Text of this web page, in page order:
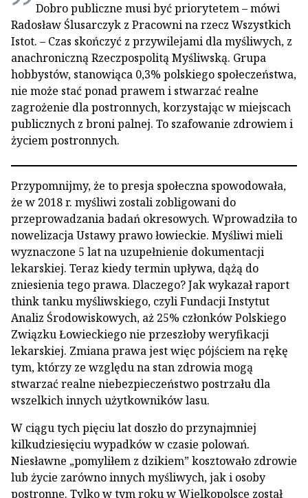
Dobro publiczne musi być priorytetem – mówi
Radosław Ślusarczyk z Pracowni na rzecz Wszystkich
Istot. – Czas skończyć z przywilejami dla myśliwych, z
anachroniczną Rzeczpospolitą Myśliwską. Grupa
hobbystów, stanowiąca 0,3% polskiego społeczeństwa,
nie może stać ponad prawem i stwarzać realne
zagrożenie dla postronnych, korzystając w miejscach
publicznych z broni palnej. To szafowanie zdrowiem i
życiem postronnych.
Przypomnijmy, że to presja społeczna spowodowała,
że w 2018 r. myśliwi zostali zobligowani do
przeprowadzania badań okresowych. Wprowadziła to
nowelizacja Ustawy prawo łowieckie. Myśliwi mieli
wyznaczone 5 lat na uzupełnienie dokumentacji
lekarskiej. Teraz kiedy termin upływa, dążą do
zniesienia tego prawa. Dlaczego? Jak wykazał raport
think tanku myśliwskiego, czyli Fundacji Instytut
Analiz Środowiskowych, aż 25% członków Polskiego
Związku Łowieckiego nie przeszłoby weryfikacji
lekarskiej. Zmiana prawa jest więc pójściem na rękę
tym, którzy ze względu na stan zdrowia mogą
stwarzać realne niebezpieczeństwo postrzału dla
wszelkich innych użytkowników lasu.
W ciągu tych pięciu lat doszło do przynajmniej
kilkudziesięciu wypadków w czasie polowań.
Niesławne „pomyliłem z dzikiem” kosztowało zdrowie
lub życie zarówno innych myśliwych, jak i osoby
postronne. Tylko w tym roku w Wielkopolsce został